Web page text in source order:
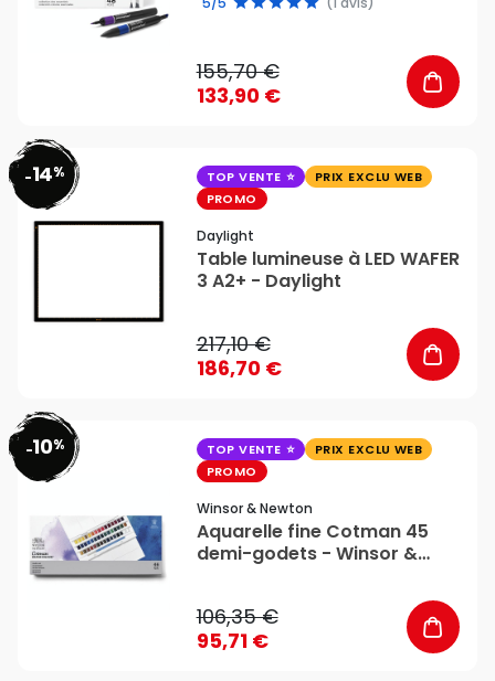
155,70 €
133,90 €
-14% TOP VENTE
PRIX EXCLU WEB
PROMO
Daylight
Table lumineuse à LED WAFER
3 A2+ - Daylight
217,10 €
186,70 €
-10% TOP VENTE
PRIX EXCLU WEB
PROMO
Winsor & Newton
Aquarelle fine Cotman 45
demi-godets - Winsor &
106,35 €
95,71 €